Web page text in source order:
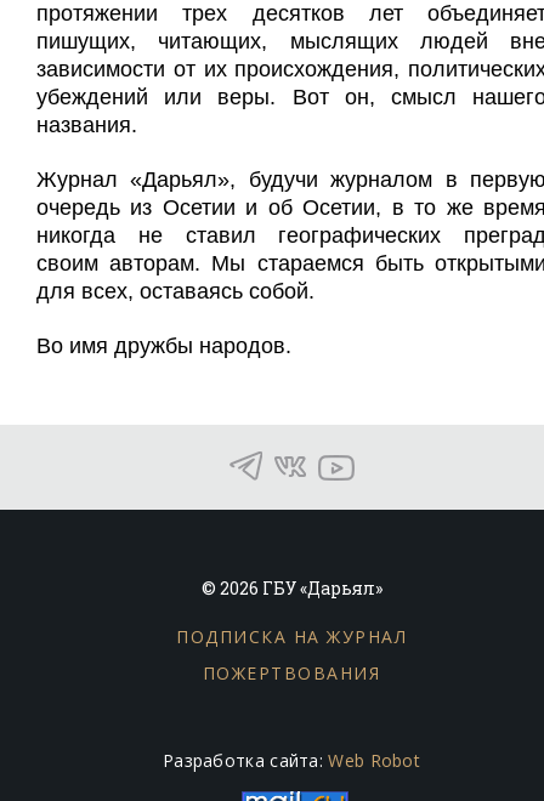
протяжении трех десятков лет
пишущих, читающих, мыслящих людей
зависимости от их происхождения,
убеждений или веры. Вот он, смысл
названия.
Журнал «Дарьял», будучи журналом в
очередь из Осетии и об Осетии, в то же
никогда не ставил географических
своим авторам. Мы стараемся быть
для всех, оставаясь собой.
Во имя дружбы народов.
© 2026 ГБУ «Дарьял»
ПОДПИСКА НА ЖУРНАЛ
ПОЖЕРТВОВАНИЯ
Разработка сайта:Web Robot